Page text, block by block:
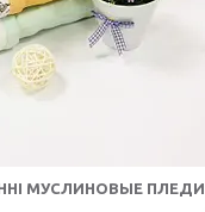
МУСЛИНОВЫЕ ПЛЕДИ